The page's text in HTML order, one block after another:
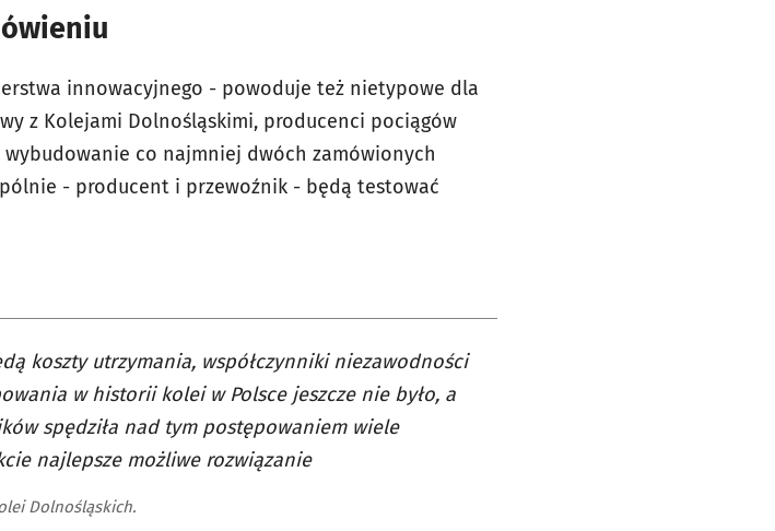
innowacyjnego - powoduje też nietypowe dla
z Kolejami Dolnośląskimi, producenci pociągów
co najmniej dwóch zamówionych
- producent i przewoźnik - będą testować
koszty utrzymania, współczynniki niezawodności
w historii kolei w Polsce jeszcze nie było, a
spędziła nad tym postępowaniem wiele
najlepsze możliwe rozwiązanie
Dolnośląskich.